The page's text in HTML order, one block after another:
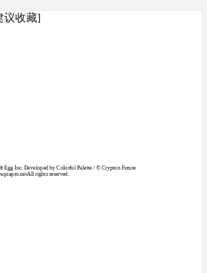
议收藏]
Egg Inc. Developed by Colorful Palette / © Crypton Future
rights reserved.